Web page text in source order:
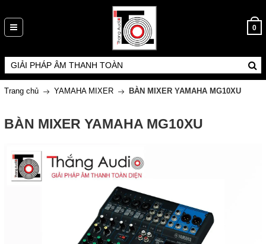
0
Trang chủ YAMAHA MIXER BÀN MIXER YAMAHA MG10XU
BÀN MIXER YAMAHA MG10XU